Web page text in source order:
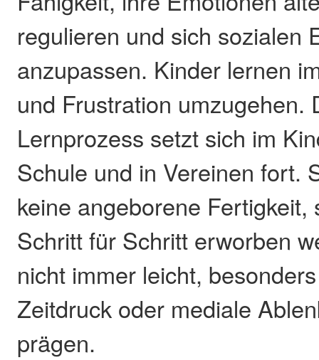
regulieren und sich sozialen
anzupassen. Kinder lernen
und Frustration umzugehen.
Lernprozess setzt sich im
Schule und in Vereinen fort.
keine angeborene Fertigkeit,
Schritt für Schritt erworben
nicht immer leicht,
Zeitdruck oder mediale
prägen.